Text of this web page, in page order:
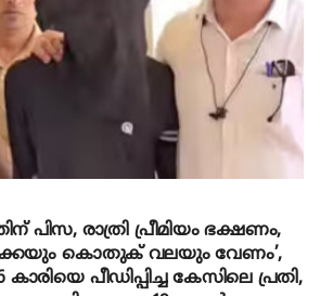
പിസ, രാത്രി പ്രീമിയം ഭക്ഷണം,
കൊതുക് വലയും വേണം’,
പീഡിപ്പിച്ച കേസിലെ പ്രതി,